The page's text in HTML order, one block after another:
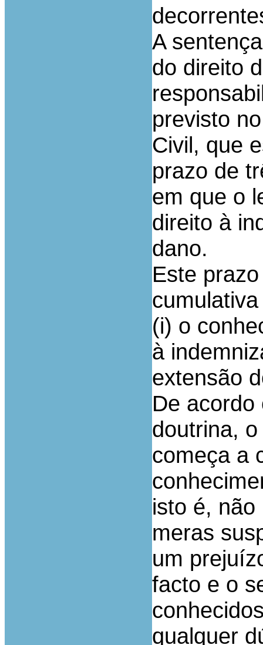
A
do direito
previsto
Civil, que
prazo de
em que o
direito à
dano.
Este
(i) o
à
extensão
De
doutrina,
começa a
isto é,
meras
um
facto e o
qualquer